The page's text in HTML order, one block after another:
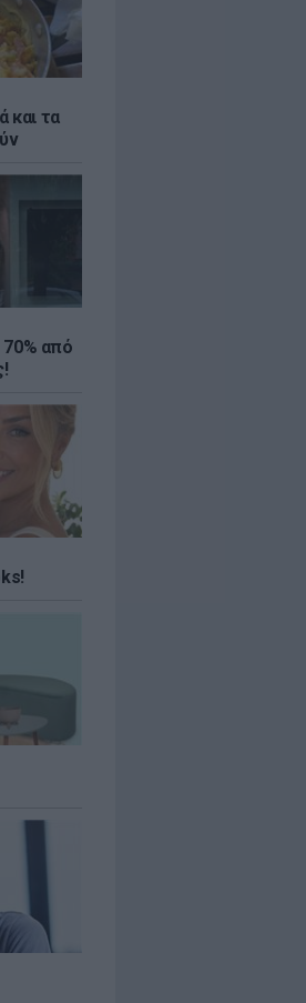
και τα
70% από